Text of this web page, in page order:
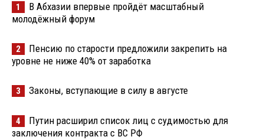
1
В Абхазии впервые пройдёт масштабный
молодёжный форум
2
Пенсию по старости предложили закрепить на
уровне не ниже 40% от заработка
3 Законы, вступающие в силу в августе
4
Путин расширил список лиц с судимостью для
заключения контракта с ВС РФ